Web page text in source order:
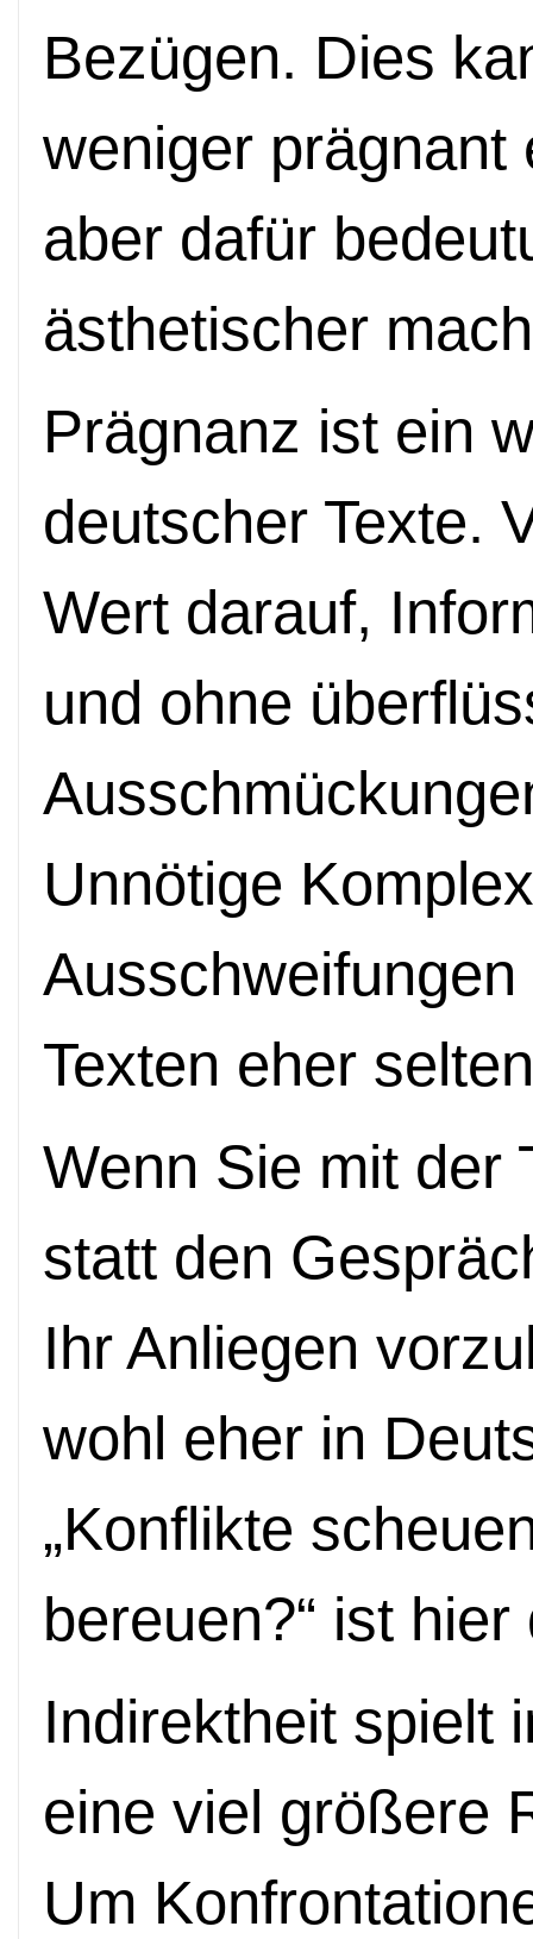
Bezügen. Dies
weniger prägnant
aber dafür
ästhetischer
Prägnanz ist ein
deutscher Texte.
Wert darauf,
und ohne
Unnötige
Texten eher
Wenn Sie mit der
statt den
Ihr Anliegen
wohl eher in
„Konflikte
bereuen?“ ist
Indirektheit spielt
eine viel größere
Um